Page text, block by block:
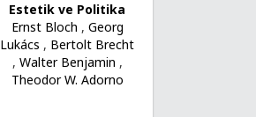
Estetik ve Politika
Ernst Bloch , Georg
Lukács , Bertolt Brecht
, Walter Benjamin ,
Theodor W. Adorno